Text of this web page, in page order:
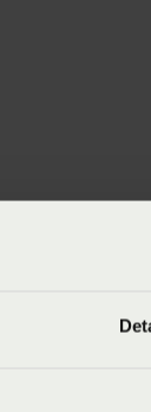
Wil je het